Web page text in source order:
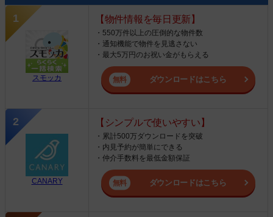
スモッカ
【物件情報を毎日更新】
・550万件以上の圧倒的な物件数
・通知機能で物件を見逃さない
・最大5万円のお祝い金がもらえる
ダウンロードはこちら
CANARY
【シンプルで使いやすい】
・累計500万ダウンロードを突破
・内見予約が簡単にできる
・仲介手数料を最低金額保証
ダウンロードはこちら